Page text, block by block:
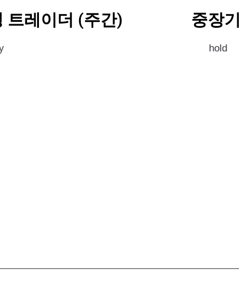
트레이더 (주간) 중장
hold